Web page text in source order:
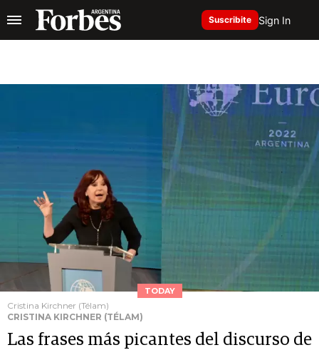
Suscribite Sign In
TODAY
Cristina Kirchner (Télam)
CRISTINA KIRCHNER (TÉLAM)
Las frases más picantes del discurso de